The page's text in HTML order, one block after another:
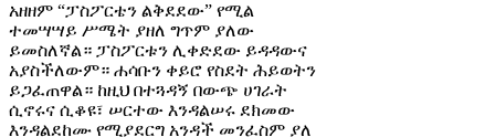
አዘዘም “ፓስፖርቴን ልቅደደው” የሚል
ተመሣሣይ ሥሜት ያዘለ ግጥም ያለው
ይመስለኛል። ፓስፖርቱን ሊቀድደው ይዳዳውና
አያስችለውም። ሐሳቡን ቀይሮ የስደት ሕይወትን
ይጋፈጠዋል። ከዚህ በተጓዳኝ በውጭ ሀገራት
ሲኖሩና ሲቆዩ፣ ሠርተው እንዳልሠሩ ደክመው
እንዳልደከሙ የሚያደርግ አንዳች መንፈስም ያለ